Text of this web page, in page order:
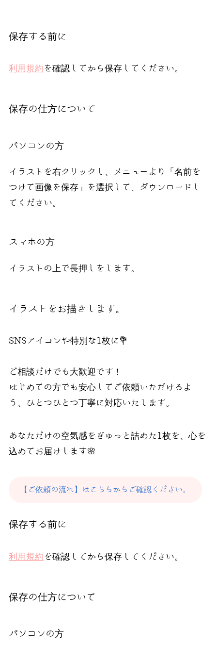
保存する前に
利用規約 を確認してから保存してください。
保存の仕方について
パソコンの方
イラストを右クリックし、メニューより「名前を
つけて画像を保存」を選択して、ダウンロードし
てください。
スマホの方
イラストの上で長押しをします。
イラストをお描きします。
SNSアイコンや特別な1枚に💐
ご相談だけでも大歓迎です！
はじめての方でも安心してご依頼いただけるよ
う、ひとつひとつ丁寧に対応いたします。
あなただけの空気感をぎゅっと詰めた1枚を、心を
込めてお届けします🌸
【ご依頼の流れ】はこちらからご確認ください。
保存する前に
利用規約 を確認してから保存してください。
保存の仕方について
パソコンの方